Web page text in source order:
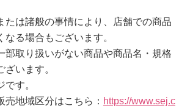
は諸般の事情により、店舗での商品
る場合もございます。
取り扱いがない商品や商品名・規格
います。
す。
地域区分はこちら： https://www.sej.c